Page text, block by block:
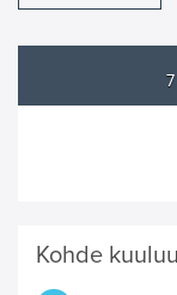
Kohde